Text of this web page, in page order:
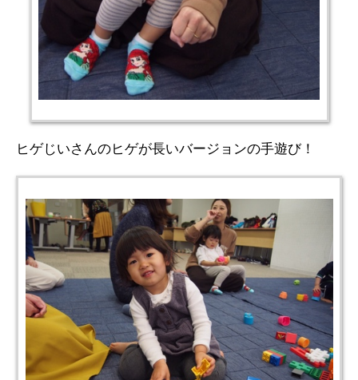
ヒゲじいさんのヒゲが長いバージョンの手遊び！